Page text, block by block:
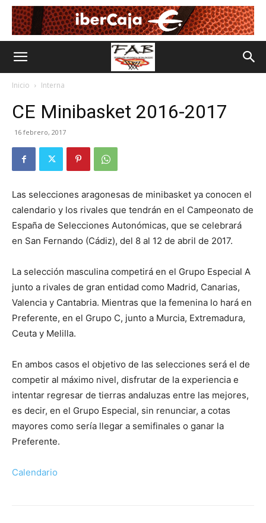
Inicio Interna
CE Minibasket 2016-2017
16 febrero, 2017
Las selecciones aragonesas de minibasket ya conocen el
calendario y los rivales que tendrán en el Campeonato de
España de Selecciones Autonómicas, que se celebrará
en San Fernando (Cádiz), del 8 al 12 de abril de 2017.
La selección masculina competirá en el Grupo Especial A
junto a rivales de gran entidad como Madrid, Canarias,
Valencia y Cantabria. Mientras que la femenina lo hará en
Preferente, en el Grupo C, junto a Murcia, Extremadura,
Ceuta y Melilla.
En ambos casos el objetivo de las selecciones será el de
competir al máximo nivel, disfrutar de la experiencia e
intentar regresar de tierras andaluzas entre las mejores,
es decir, en el Grupo Especial, sin renunciar, a cotas
mayores como sería llegar a semifinales o ganar la
Preferente.
Calendario